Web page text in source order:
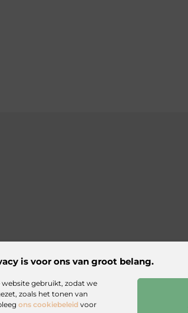
is voor ons van groot belang.
gebruikt, zodat we
zoals het tonen van
ons cookiebeleid voor